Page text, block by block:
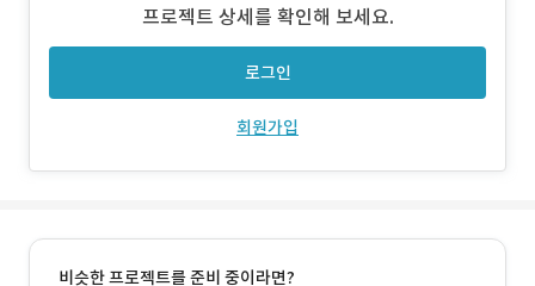
정보 아키텍처를 새롭게 설계해 콘텐츠 전달력을 강화하고,
SEO 구조를 반영해 검색 친화적인 사이트
프로젝트 상세를 확인해 보세요.
로그인
회원가입
비슷한 프로젝트를 준비 중이라면?